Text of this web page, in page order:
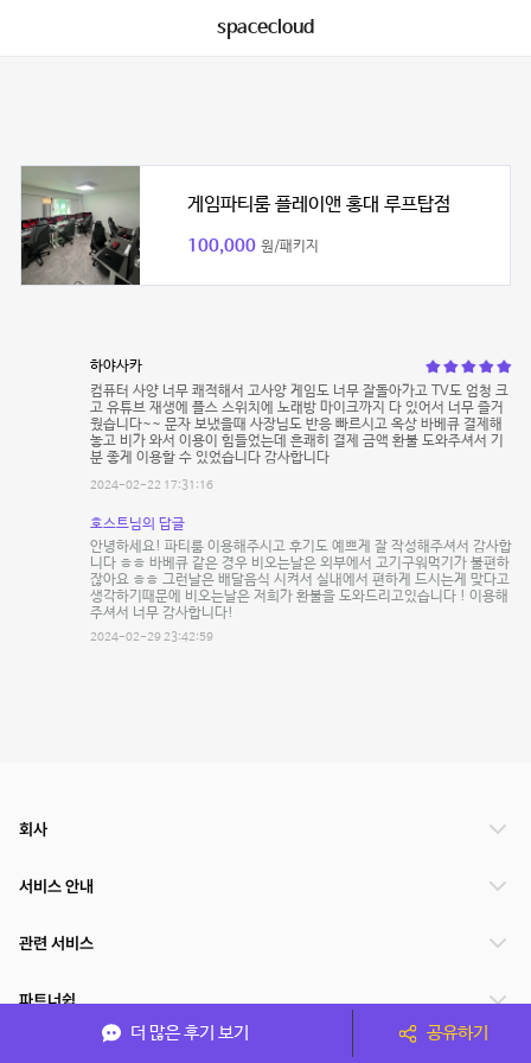
spacecloud
게임파티룸 플레이앤 홍대 루프탑점
100,000 원/패키지
하야사카
컴퓨터 사양 너무 쾌적해서 고사양 게임도 너무 잘돌아가고 TV도 엄청 크
고 유튜브 재생에 플스 스위치에 노래방 마이크까지 다 있어서 너무 즐거
웠습니다~~ 문자 보냈을때 사장님도 반응 빠르시고 옥상 바베큐 결제해
놓고 비가 와서 이용이 힘들었는데 흔쾌히 결제 금액 환불 도와주셔서 기
분 좋게 이용할 수 있었습니다 감사합니다
2024-02-22 17:31:16
호스트님의 답글
안녕하세요! 파티룸 이용해주시고 후기도 예쁘게 잘 작성해주셔서 감사합
니다 ㅎㅎ 바베큐 같은 경우 비오는날은 외부에서 고기구워먹기가 불편하
잖아요 ㅎㅎ 그런날은 배달음식 시켜서 실내에서 편하게 드시는게 맞다고
생각하기때문에 비오는날은 저희가 환불을 도와드리고있습니다 ! 이용해
주셔서 너무 감사합니다!
2024-02-29 23:42:59
더 많은 후기 보기 공유하기
회사
서비스 안내
관련 서비스
파트너쉽